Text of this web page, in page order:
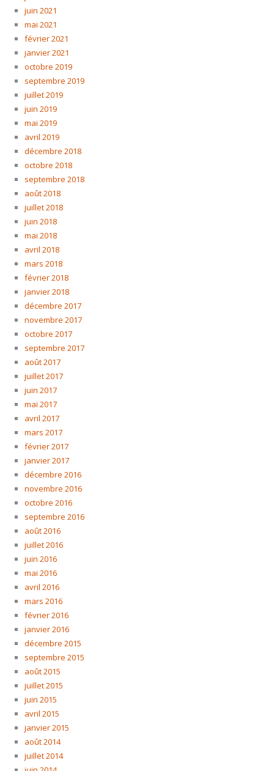
juin 2021
mai 2021
février 2021
janvier 2021
octobre 2019
septembre 2019
juillet 2019
juin 2019
mai 2019
avril 2019
décembre 2018
octobre 2018
septembre 2018
août 2018
juillet 2018
juin 2018
mai 2018
avril 2018
mars 2018
février 2018
janvier 2018
décembre 2017
novembre 2017
octobre 2017
septembre 2017
août 2017
juillet 2017
juin 2017
mai 2017
avril 2017
mars 2017
février 2017
janvier 2017
décembre 2016
novembre 2016
octobre 2016
septembre 2016
août 2016
juillet 2016
juin 2016
mai 2016
avril 2016
mars 2016
février 2016
janvier 2016
décembre 2015
septembre 2015
août 2015
juillet 2015
juin 2015
avril 2015
janvier 2015
août 2014
juillet 2014